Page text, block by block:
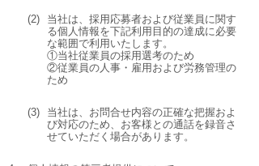
(2)
当社は、採用応募者および従業員に関す
る個人情報を下記利用目的の達成に必要
な範囲で利用いたします。
①当社従業員の採用選考のため
②従業員の人事・雇用および労務管理の
ため
(3)
当社は、お問合せ内容の正確な把握およ
び対応のため、お客様との通話を録音さ
せていただく場合があります。